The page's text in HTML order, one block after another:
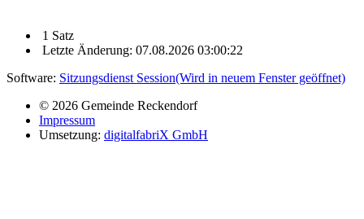
1 Satz
Letzte Änderung: 07.08.2026 03:00:22
Software: Sitzungsdienst Session(Wird in neuem Fenster geöffnet)
© 2026 Gemeinde Reckendorf
Impressum
Umsetzung: digitalfabriX GmbH